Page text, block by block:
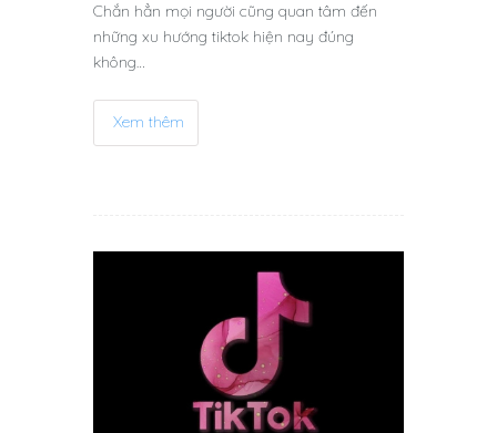
Chắn hẳn mọi người cũng quan tâm đến
những xu hướng tiktok hiện nay đúng
không…
Xem thêm